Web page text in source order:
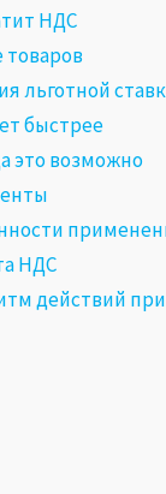
НДС
льготной
быстрее
это возможно
НДС
действий